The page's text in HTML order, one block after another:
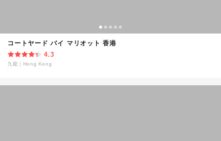
コートヤード バイ マリオット 香港
4.3
九龍 Hong Kong